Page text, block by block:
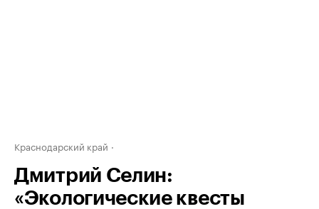
Краснодарский край
Дмитрий Селин:
«Экологические квесты